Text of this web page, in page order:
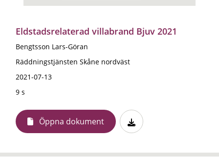
Eldstadsrelaterad villabrand Bjuv 2021
Bengtsson Lars-Göran
Räddningstjänsten Skåne nordväst
2021-07-13
9 s
Öppna dokument